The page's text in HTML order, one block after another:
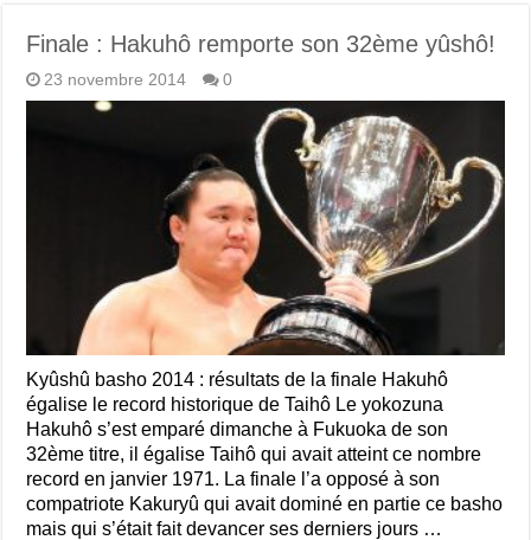
Finale : Hakuhô remporte son 32ème yûshô!
23 novembre 2014 0
Kyûshû basho 2014 : résultats de la finale Hakuhô
égalise le record historique de Taihô Le yokozuna
Hakuhô s’est emparé dimanche à Fukuoka de son
32ème titre, il égalise Taihô qui avait atteint ce nombre
record en janvier 1971. La finale l’a opposé à son
compatriote Kakuryû qui avait dominé en partie ce basho
mais qui s’était fait devancer ses derniers jours …